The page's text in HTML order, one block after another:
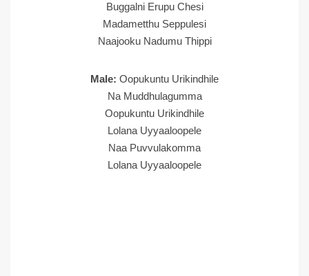
Buggalni Erupu Chesi
Madametthu Seppulesi
Naajooku Nadumu Thippi
Male: Oopukuntu Urikindhile
Na Muddhulagumma
Oopukuntu Urikindhile
Lolana Uyyaaloopele
Naa Puvvulakomma
Lolana Uyyaaloopele